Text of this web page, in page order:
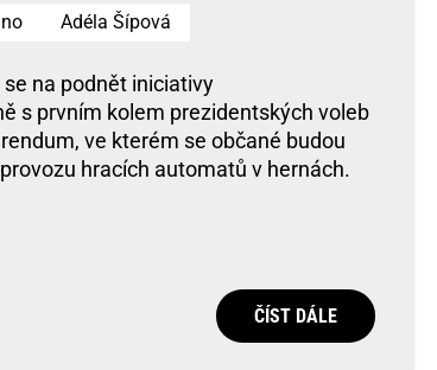
Adéla Šípová
na podnět iniciativy
s prvním kolem prezidentských voleb
ve kterém se občané budou
hracích automatů v hernách.
ČÍST DÁLE